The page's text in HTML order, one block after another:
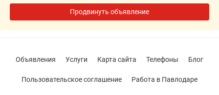
Продвинуть объявление
Объявления Услуги Карта сайта Телефоны Блог
Пользовательское соглашение Работа в Павлодаре